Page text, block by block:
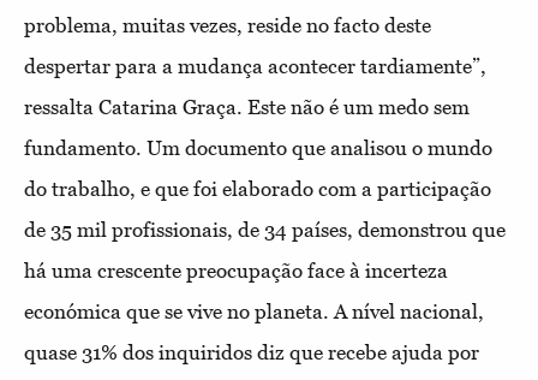
problema, muitas vezes, reside no facto deste
despertar para a mudança acontecer tardiamente”,
ressalta Catarina Graça. Este não é um medo sem
fundamento. Um documento que analisou o mundo
do trabalho, e que foi elaborado com a participação
de 35 mil profissionais, de 34 países, demonstrou que
há uma crescente preocupação face à incerteza
económica que se vive no planeta. A nível nacional,
quase 31% dos inquiridos diz que recebe ajuda por